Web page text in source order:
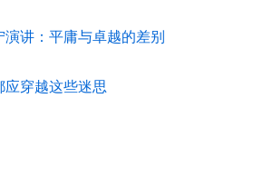
讲：平庸与卓越的差别
穿越这些迷思